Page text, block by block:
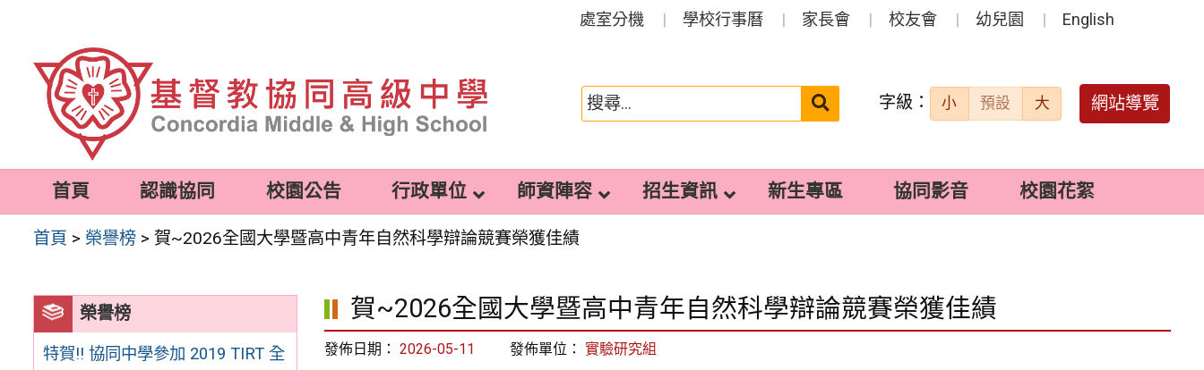
容
處室分機 學校行事曆 家長會 校友會 幼兒園 English
搜
送出 字級： 小 預設 大 網站導覽
首頁 認識協同 校園公告 行政單位 師資陣容 招生資訊 新生專區 協同影音 校園花絮
首頁 > 榮譽榜 >賀~2026全國大學暨高中青年自然科學辯論競賽榮獲佳績
榮譽榜
特賀!! 協同中學參加 2019 TIRT 全
賀~2026全國大學暨高中青年自然科學辯論競賽榮獲佳績
發佈日期： 2026-05-11 發佈單位： 實驗研究組